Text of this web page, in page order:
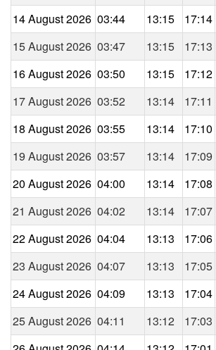
14 August 2026 03:44 13:15 17:14
15 August 2026 03:47 13:15 17:13
16 August 2026 03:50 13:15 17:12
17 August 2026 03:52 13:14 17:11
18 August 2026 03:55 13:14 17:10
19 August 2026 03:57 13:14 17:09
20 August 2026 04:00 13:14 17:08
21 August 2026 04:02 13:14 17:07
22 August 2026 04:04 13:13 17:06
23 August 2026 04:07 13:13 17:05
24 August 2026 04:09 13:13 17:04
25 August 2026 04:11 13:12 17:03